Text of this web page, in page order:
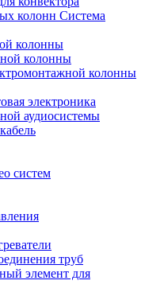
Система
колонны
колонны
колонны
электроника
аудиосистемы
систем
труб
элемент для